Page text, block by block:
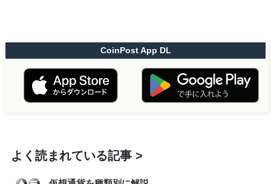
CoinPost App DL
よく読まれている記事